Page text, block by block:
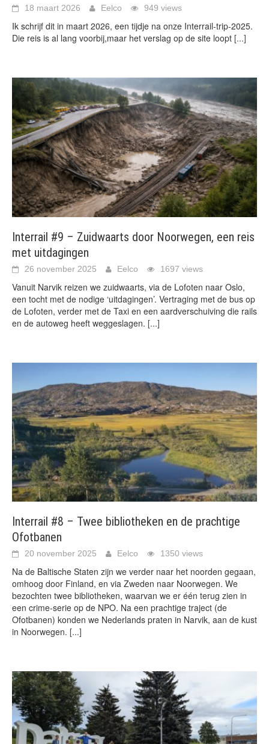
18 maart 2026 Eelco 949 views
Ik schrijf dit in maart 2026, een tijdje na onze Interrail-trip-2025.
Die reis is al lang voorbij,maar het verslag op de site loopt [...]
Interrail #9 – Zuidwaarts door Noorwegen, een reis
met uitdagingen
26 november 2025 Eelco 1697 views
Vanuit Narvik reizen we zuidwaarts, via de Lofoten naar Oslo,
een tocht met de nodige ‘uitdagingen’. Vertraging met de bus op
de Lofoten, verder met de Taxi en een aardverschuiving die rails
en de autoweg heeft weggeslagen. [...]
Interrail #8 – Twee bibliotheken en de prachtige
Ofotbanen
20 november 2025 Eelco 1350 views
Na de Baltische Staten zijn we verder naar het noorden gegaan,
omhoog door Finland, en via Zweden naar Noorwegen. We
bezochten twee bibliotheken, waarvan we er één terug zien in
een crime-serie op de NPO. Na een prachtige traject (de
Ofotbanen) konden we Nederlands praten in Narvik, aan de kust
in Noorwegen. [...]